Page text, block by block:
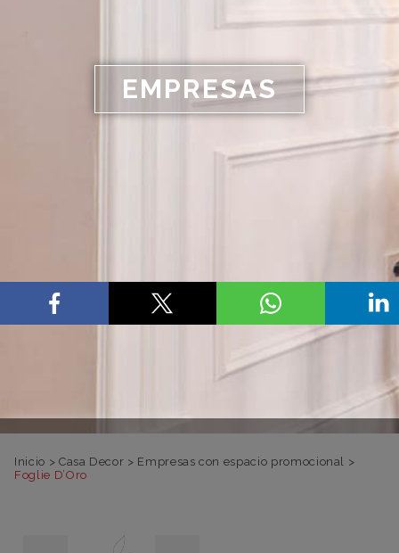
EMPRESAS
Inicio > Casa Decor > Empresas con espacio promocional >
Foglie D’Oro